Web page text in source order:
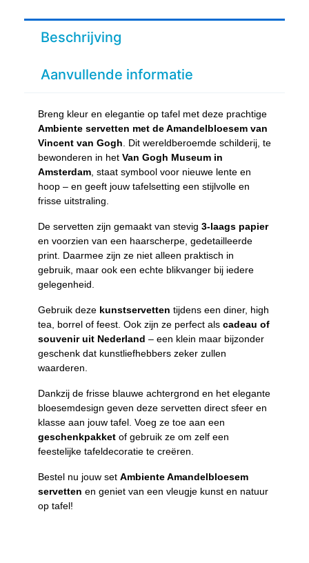
Beschrijving
Aanvullende informatie
Breng kleur en elegantie op tafel met deze prachtige
Ambiente servetten met de Amandelbloesem van
Vincent van Gogh. Dit wereldberoemde schilderij, te
bewonderen in het Van Gogh Museum in
Amsterdam, staat symbool voor nieuwe lente en
hoop – en geeft jouw tafelsetting een stijlvolle en
frisse uitstraling.
De servetten zijn gemaakt van stevig 3-laags papier
en voorzien van een haarscherpe, gedetailleerde
print. Daarmee zijn ze niet alleen praktisch in
gebruik, maar ook een echte blikvanger bij iedere
gelegenheid.
Gebruik deze kunstservetten tijdens een diner, high
tea, borrel of feest. Ook zijn ze perfect als cadeau of
souvenir uit Nederland – een klein maar bijzonder
geschenk dat kunstliefhebbers zeker zullen
waarderen.
Dankzij de frisse blauwe achtergrond en het elegante
bloesemdesign geven deze servetten direct sfeer en
klasse aan jouw tafel. Voeg ze toe aan een
geschenkpakket of gebruik ze om zelf een
feestelijke tafeldecoratie te creëren.
Bestel nu jouw set Ambiente Amandelbloesem
servetten en geniet van een vleugje kunst en natuur
op tafel!